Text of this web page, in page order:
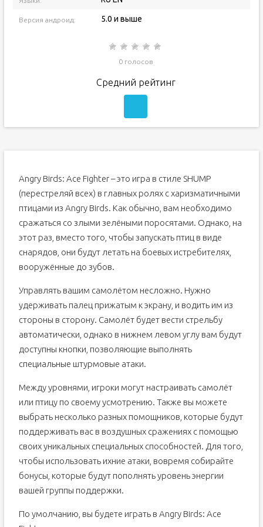
Версия андроид: 5.0 и выше
0 голосов
Средний рейтинг
Angry Birds: Ace Fighter – это игра в стиле SHUMP
(перестреляй всех) в главных ролях с харизматичными
птицами из Angry Birds. Как обычно, вам необходимо
сражаться со злыми зелёными поросятами. Однако, на
этот раз, вместо того, чтобы запускать птиц в виде
снарядов, они будут летать на боевых истребителях,
вооружённые до зубов.
Управлять вашим самолётом несложно. Нужно
удерживать палец прижатым к экрану, и водить им из
стороны в сторону. Самолёт будет вести стрельбу
автоматически, однако в нижнем левом углу вам будут
доступны кнопки, позволяющие выполнять
специальные штурмовые атаки.
Между уровнями, игроки могут настраивать самолёт
или птицу по своему усмотрению. Также вы можете
выбрать несколько разных помощников, которые будут
поддерживать вас в воздушных сражениях с помощью
своих уникальных специальных способностей. Для того,
чтобы использовать ихние атаки, вовремя собирайте
бонусы, которые будут пополнять уровень энергии
вашей группы поддержки.
По умолчанию, вы будете играть в Angry Birds: Ace